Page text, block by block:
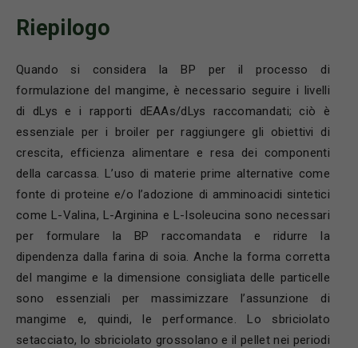
Riepilogo
Quando si considera la BP per il processo di
formulazione del mangime, è necessario seguire i livelli
di dLys e i rapporti dEAAs/dLys raccomandati; ciò è
essenziale per i broiler per raggiungere gli obiettivi di
crescita, efficienza alimentare e resa dei componenti
della carcassa. L’uso di materie prime alternative come
fonte di proteine e/o l’adozione di amminoacidi sintetici
come L-Valina, L-Arginina e L-Isoleucina sono necessari
per formulare la BP raccomandata e ridurre la
dipendenza dalla farina di soia. Anche la forma corretta
del mangime e la dimensione consigliata delle particelle
sono essenziali per massimizzare l’assunzione di
mangime e, quindi, le performance. Lo sbriciolato
setacciato, lo sbriciolato grossolano e il pellet nei periodi